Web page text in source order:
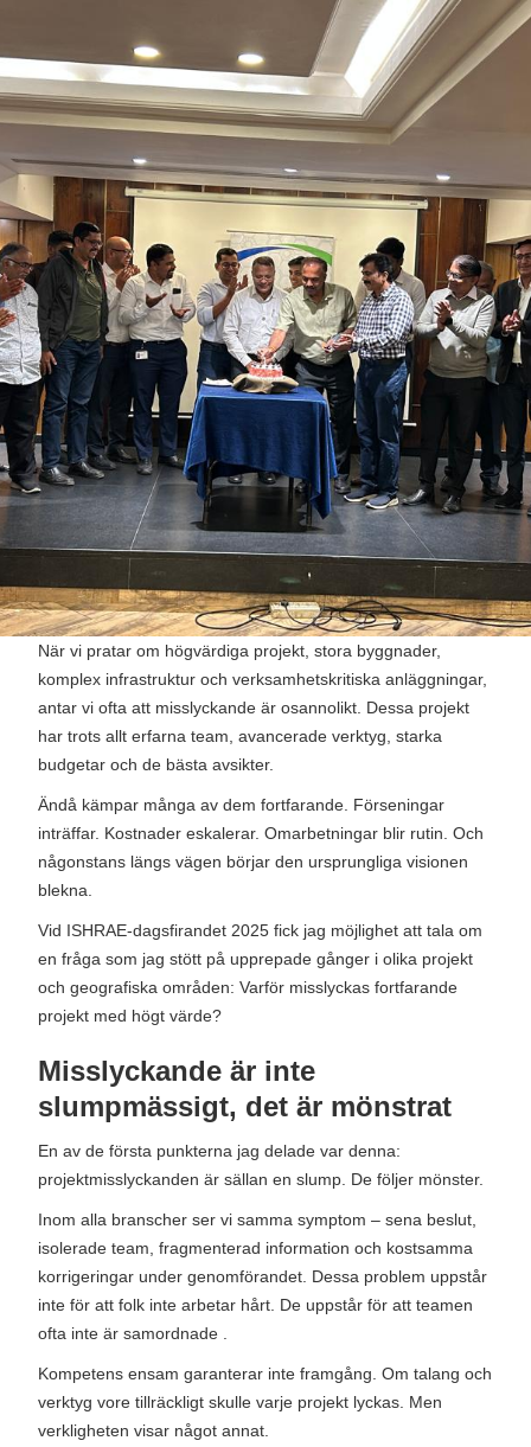
Kaushik Shetty
, January 15, 2026
När vi pratar om högvärdiga projekt, stora byggnader,
komplex infrastruktur och verksamhetskritiska anläggningar,
antar vi ofta att misslyckande är osannolikt. Dessa projekt
har trots allt erfarna team, avancerade verktyg, starka
budgetar och de bästa avsikter.
Ändå kämpar många av dem fortfarande. Förseningar
inträffar. Kostnader eskalerar. Omarbetningar blir rutin. Och
någonstans längs vägen börjar den ursprungliga visionen
blekna.
Vid ISHRAE-dagsfirandet 2025 fick jag möjlighet att tala om
en fråga som jag stött på upprepade gånger i olika projekt
och geografiska områden: Varför misslyckas fortfarande
projekt med högt värde?
Misslyckande är inte
slumpmässigt, det är mönstrat
En av de första punkterna jag delade var denna:
projektmisslyckanden är sällan en slump. De följer mönster.
Inom alla branscher ser vi samma symptom – sena beslut,
isolerade team, fragmenterad information och kostsamma
korrigeringar under genomförandet. Dessa problem uppstår
inte för att folk inte arbetar hårt. De uppstår för att teamen
ofta inte är samordnade .
Kompetens ensam garanterar inte framgång. Om talang och
verktyg vore tillräckligt skulle varje projekt lyckas. Men
verkligheten visar något annat.